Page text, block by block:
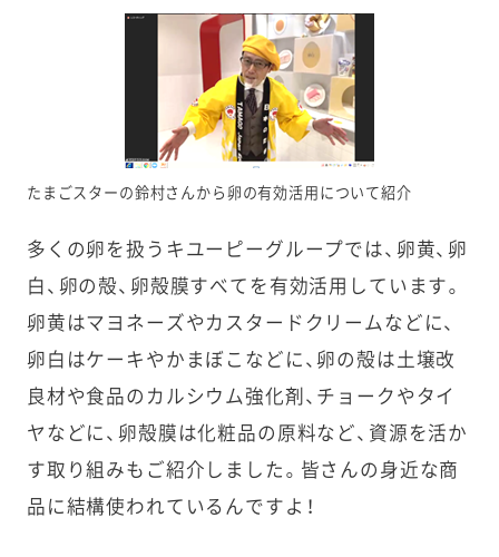
たまごスターの鈴村さんから卵の有効活用について紹介
多くの卵を扱うキユーピーグループでは、卵黄、卵
白、卵の殻、卵殻膜すべてを有効活用しています。
卵黄はマヨネーズやカスタードクリームなどに、
卵白はケーキやかまぼこなどに、卵の殻は土壌改
良材や食品のカルシウム強化剤、チョークやタイ
ヤなどに、卵殻膜は化粧品の原料など、資源を活か
す取り組みもご紹介しました。皆さんの身近な商
品に結構使われているんですよ！